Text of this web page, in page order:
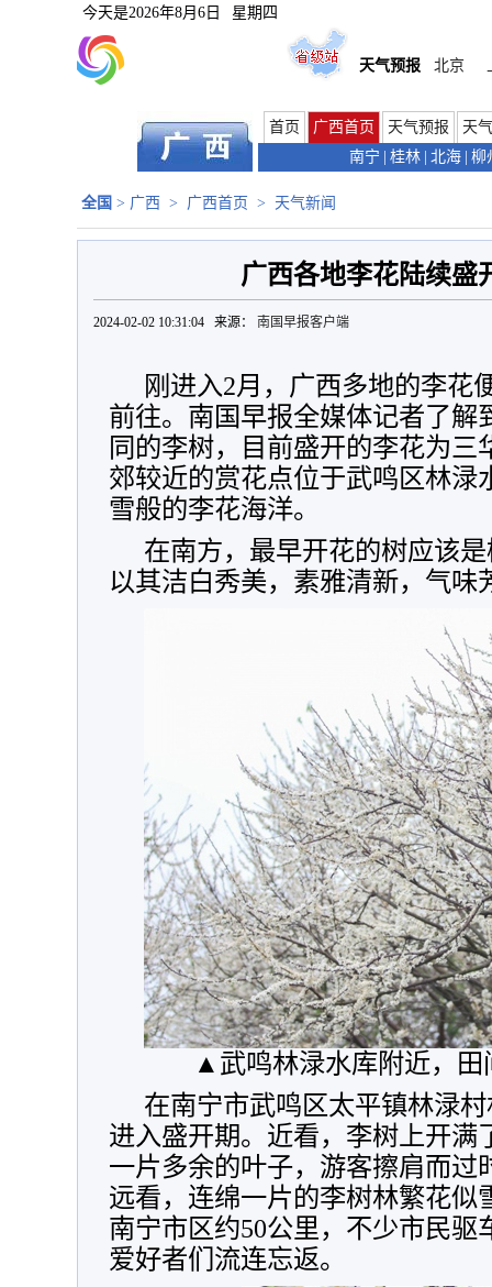
今天是2026年8月6日 星期四
天气预报 北京
首页 广西首页 天气预报
天
南宁
桂林 北海 柳
全国 > 广西 > 广西首页 > 天气新闻
广西各地李花陆续盛
2024-02-02 10:31:04 来源： 南国早报客户端
刚进入2月，广西多地的李花
前往。南国早报全媒体记者了解
同的李树，目前盛开的李花为三
郊较近的赏花点位于武鸣区林渌
雪般的李花海洋。
在南方，最早开花的树应该
以其洁白秀美，素雅清新，气味
▲武鸣林渌水库附近，田
在南宁市武鸣区太平镇林渌
进入盛开期。近看，李树上开满
一片多余的叶子，游客擦肩而过
远看，连绵一片的李树林繁花似
南宁市区约50公里，不少市民驱
爱好者们流连忘返。